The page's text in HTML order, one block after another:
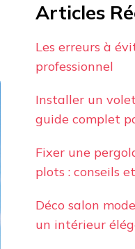
Articles
Les erreurs à
professionnel
Installer un
guide complet
Fixer une
plots : conseils
Déco salon
un intérieur